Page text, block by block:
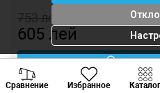
753лей
605 лей
Сравнение Избранное Каталог